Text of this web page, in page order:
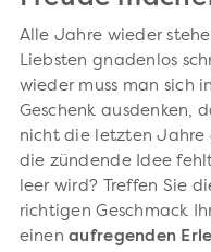
Alle Jahre wieder
Liebsten gnadenlos
wieder muss man sich
Geschenk ausdenken,
nicht die letzten Jahre
die zündende Idee
leer wird? Treffen Sie
richtigen Geschmack
einen aufregenden